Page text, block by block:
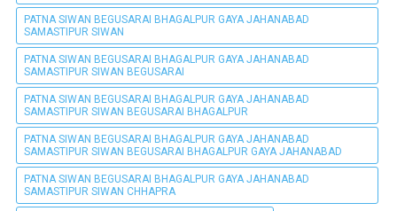
PATNA SIWAN BEGUSARAI BHAGALPUR GAYA JAHANABAD
SAMASTIPUR SIWAN
PATNA SIWAN BEGUSARAI BHAGALPUR GAYA JAHANABAD
SAMASTIPUR SIWAN BEGUSARAI
PATNA SIWAN BEGUSARAI BHAGALPUR GAYA JAHANABAD
SAMASTIPUR SIWAN BEGUSARAI BHAGALPUR
PATNA SIWAN BEGUSARAI BHAGALPUR GAYA JAHANABAD
SAMASTIPUR SIWAN BEGUSARAI BHAGALPUR GAYA JAHANABAD
PATNA SIWAN BEGUSARAI BHAGALPUR GAYA JAHANABAD
SAMASTIPUR SIWAN CHHAPRA